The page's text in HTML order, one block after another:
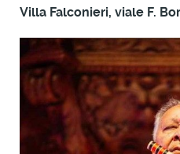
Villa Falconieri, viale F.